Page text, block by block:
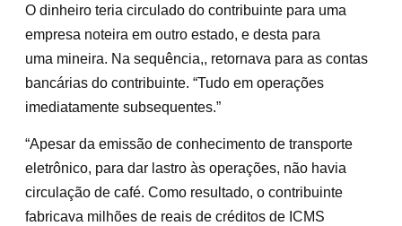
O dinheiro teria circulado do contribuinte para uma
empresa noteira em outro estado, e desta para
uma mineira. Na sequência,, retornava para as contas
bancárias do contribuinte. “Tudo em operações
imediatamente subsequentes.”
“Apesar da emissão de conhecimento de transporte
eletrônico, para dar lastro às operações, não havia
circulação de café. Como resultado, o contribuinte
fabricava milhões de reais de créditos de ICMS